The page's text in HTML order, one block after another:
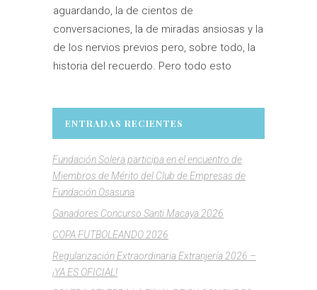
aguardando, la de cientos de
conversaciones, la de miradas ansiosas y la
de los nervios previos pero, sobre todo, la
historia del recuerdo. Pero todo esto
ENTRADAS RECIENTES
Fundación Solera participa en el encuentro de
Miembros de Mérito del Club de Empresas de
Fundación Osasuna
Ganadores Concurso Santi Macaya 2026
COPA FUTBOLEANDO 2026
Regularización Extraordinaria Extranjería 2026 –
¡YA ES OFICIAL!